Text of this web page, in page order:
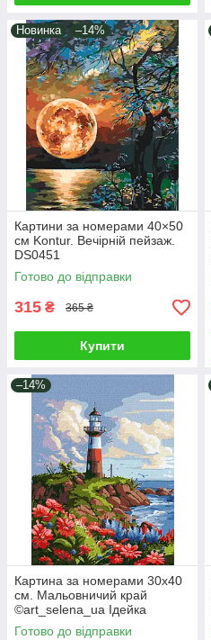
Новинка –14%
Картини за номерами 40×50
см Kontur. Вечірній пейзаж.
DS0451
Готово до відправки
315 ₴ 365 ₴
Купити
–14%
Картина за номерами 30х40
см. Мальовничий край
©art_selena_ua Ідейка
КНО2790
Готово до відправки